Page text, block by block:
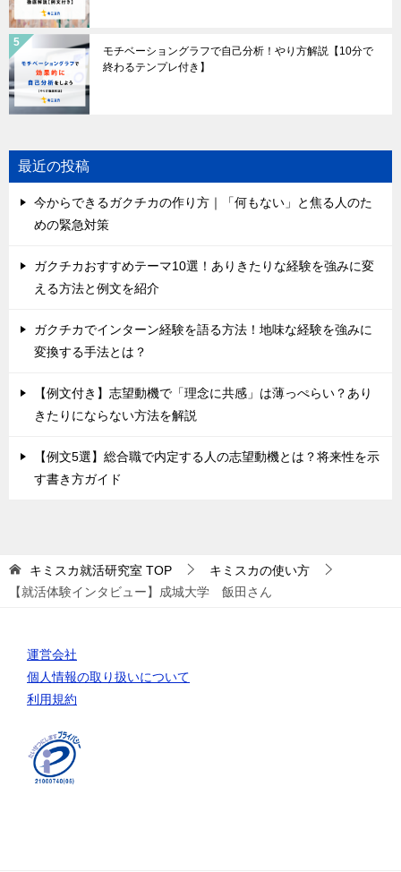
モチベーショングラフで自己分析！やり方解説【10分で
終わるテンプレ付き】
最近の投稿
今からできるガクチカの作り方｜「何もない」と焦る人のた
めの緊急対策
ガクチカおすすめテーマ10選！ありきたりな経験を強みに変
える方法と例文を紹介
ガクチカでインターン経験を語る方法！地味な経験を強みに
変換する手法とは？
【例文付き】志望動機で「理念に共感」は薄っぺらい？あり
きたりにならない方法を解説
【例文5選】総合職で内定する人の志望動機とは？将来性を示
す書き方ガイド
キミスカ就活研究室 TOP
キミスカの使い方
【就活体験インタビュー】成城大学 飯田さん
運営会社
個人情報の取り扱いについて
利用規約